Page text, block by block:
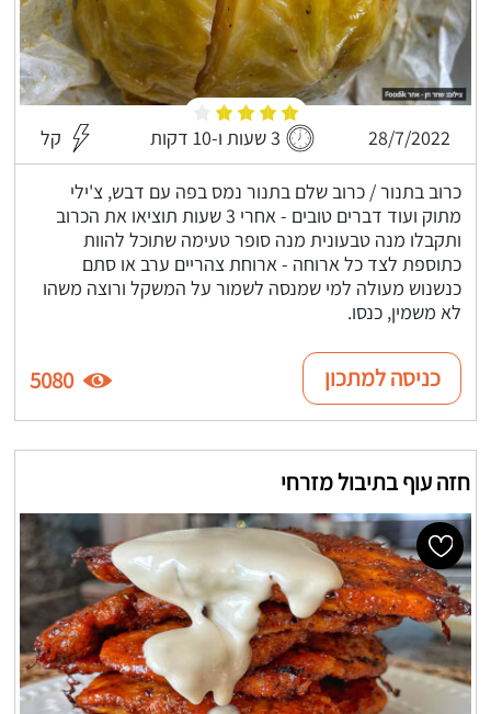
28/7/2022 3 שעות ו-10 דקות קל
כרוב בתנור / כרוב שלם בתנור נמס בפה עם דבש, צ'ילי
מתוק ועוד דברים טובים - אחרי 3 שעות תוציאו את הכרוב
ותקבלו מנה טבעונית מנה סופר טעימה שתוכל להוות
כתוספת לצד כל ארוחה - ארוחת צהריים ערב או סתם
כנשנוש מעולה למי שמנסה לשמור על המשקל ורוצה משהו
לא משמין, כנסו.
כניסה למתכון 5080
חזה עוף בתיבול מזרחי